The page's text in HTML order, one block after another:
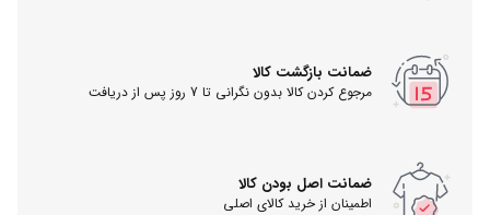
ضمانت بازگشت کالا
مرجوع کردن کالا بدون نگرانی تا 7 روز پس از دریافت
ضمانت اصل بودن کالا
اطمینان از خرید کالای اصلی